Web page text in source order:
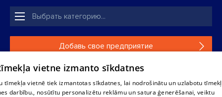
Добавь свое предприятие
Если твоего предприятия нет в нашей базе данных,
vietne izmanto sīkdatnes
tīmekļa vietnē tiek izmantotas sīkdatnes, lai nodrošinātu un uzlabotu
darbību., nosūtītu personalizētu reklāmu un satura ģenerēšanai, veiktu